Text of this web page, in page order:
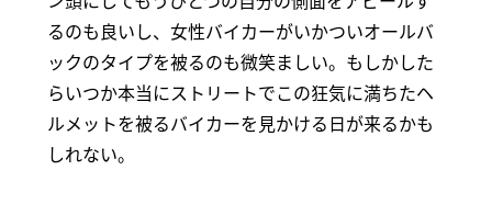
るのも良いし、女性バイカーがいかついオールバ
ックのタイプを被るのも微笑ましい。もしかした
らいつか本当にストリートでこの狂気に満ちたヘ
ルメットを被るバイカーを見かける日が来るかも
しれない。